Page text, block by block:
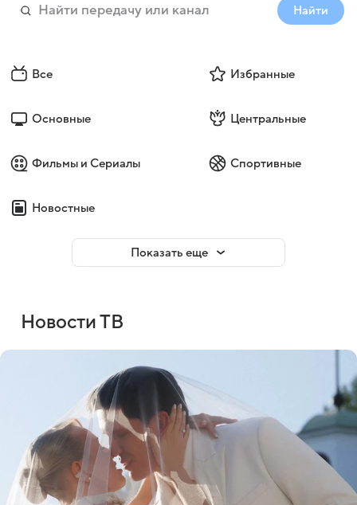
Найти
Все Избранные
Основные Центральные
Фильмы и Сериалы Спортивные
Новостные
Показать еще
Новости ТВ